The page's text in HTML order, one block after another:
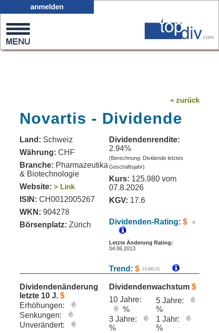
0
on
anmelden
« zurück
Novartis - Dividende
Land: Schweiz
Währung: CHF
Branche: Pharmazeutika
& Biotechnologie
Website: > Link
ISIN: CH0012005267
WKN: 904278
Börsenplatz: Zürich
Dividendenrendite:
2.94%
(Berechnung: Dividende letztes
Geschäftsjahr)
Kurs: 125.980 vom
07.8.2026
KGV: 17.6
Dividenden-Rating: $
Letzte Änderung Rating:
04.06.2013
Trend: $
Dividendenänderung
letzte 10 J. $
Erhöhungen:
Senkungen:
Unverändert:
Dividendenwachstum $
10 Jahre:
%
5 Jahre:
%
3 Jahre:
%
1 Jahr:
%